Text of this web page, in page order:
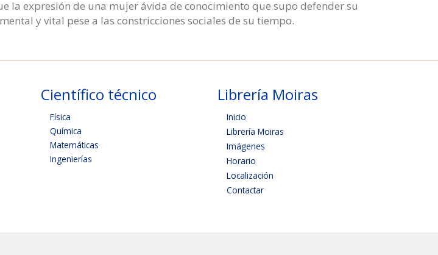
la expresión de una mujer ávida de conocimiento que supo defender su
y vital pese a las constricciones sociales de su tiempo.
Científico técnico
Física
Química
Matemáticas
Ingenierías
Librería Moiras
Inicio
Librería Moiras
Imágenes
Horario
Localización
Contactar